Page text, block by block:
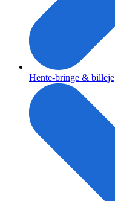
Hente-bringe & billeje